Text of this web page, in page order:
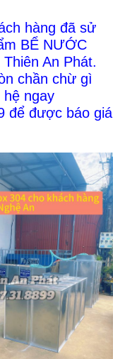
hàng đã sử
BỂ NƯỚC
An Phát.
chần chừ gì
hệ ngay
để được báo giá